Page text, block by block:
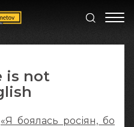
is not
«Я боялась росіян, бо